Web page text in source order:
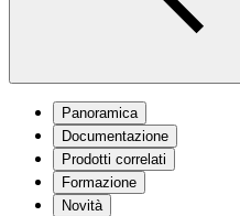
Panoramica
Documentazione
Prodotti correlati
Formazione
Novità